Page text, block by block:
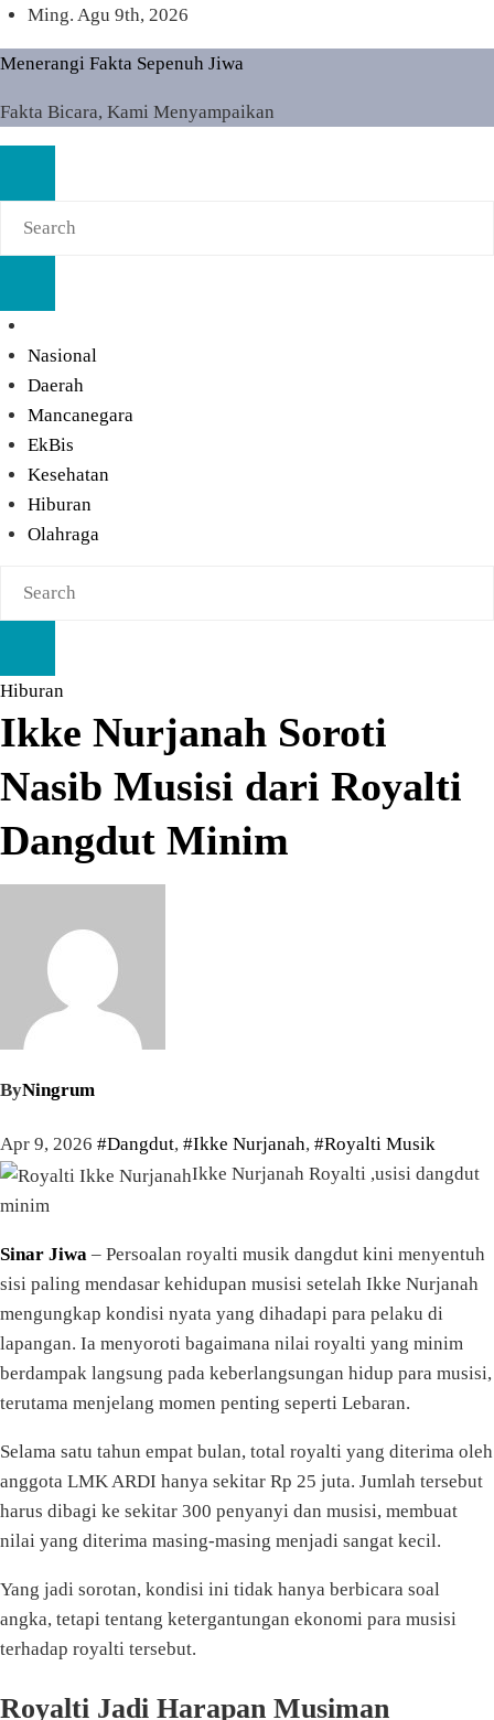
Skip
to
content
Ming. Agu 9th, 2026
Menerangi Fakta Sepenuh Jiwa
Fakta Bicara, Kami Menyampaikan
Nasional
Daerah
Mancanegara
EkBis
Kesehatan
Hiburan
Olahraga
Hiburan
Ikke Nurjanah Soroti
Nasib Musisi dari Royalti
Dangdut Minim
ByNingrum
Apr 9, 2026 #Dangdut, #Ikke Nurjanah, #Royalti Musik
Ikke Nurjanah Royalti ,usisi dangdut
minim
Sinar Jiwa – Persoalan royalti musik dangdut kini menyentuh
sisi paling mendasar kehidupan musisi setelah Ikke Nurjanah
mengungkap kondisi nyata yang dihadapi para pelaku di
lapangan. Ia menyoroti bagaimana nilai royalti yang minim
berdampak langsung pada keberlangsungan hidup para musisi,
terutama menjelang momen penting seperti Lebaran.
Selama satu tahun empat bulan, total royalti yang diterima oleh
anggota LMK ARDI hanya sekitar Rp 25 juta. Jumlah tersebut
harus dibagi ke sekitar 300 penyanyi dan musisi, membuat
nilai yang diterima masing-masing menjadi sangat kecil.
Yang jadi sorotan, kondisi ini tidak hanya berbicara soal
angka, tetapi tentang ketergantungan ekonomi para musisi
terhadap royalti tersebut.
Royalti Jadi Harapan Musiman